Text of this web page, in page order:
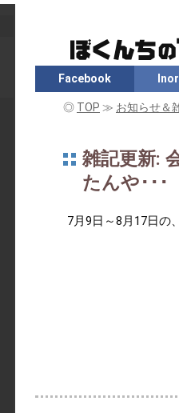
Facebook
◎ TOP ≫ お知らせ＆
雑記更新:
たんや･･･
7月9日～8月17日の